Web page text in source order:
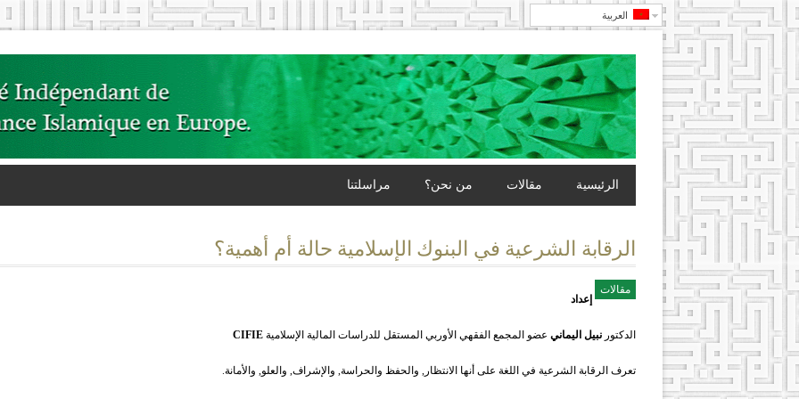
العربية
مراسلتنا من نحن؟ مقالات الرئيسية
الرقابة الشرعية في البنوك الإسلامية حالة أم أهمية؟
مقالات
إعداد
الدكتور نبيل اليماني عضو المجمع الفقهي الأوربي المستقل للدراسات المالية الإسلامية CIFIE
تعرف الرقابة الشرعية في اللغة على أنها الانتظار, والحفظ والحراسة, والإشراف, والعلو, والأمانة.